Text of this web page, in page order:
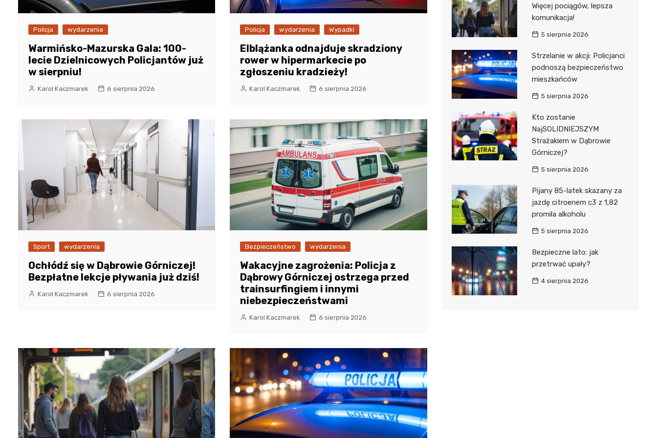
Policja wydarzenia
Warmińsko-Mazurska Gala: 100-
lecie Dzielnicowych Policjantów już
w sierpniu!
Karol Kaczmarek 6 sierpnia 2026
Policja wydarzenia Wypadki
Elblążanka odnajduje skradziony
rower w hipermarkecie po
zgłoszeniu kradzieży!
Karol Kaczmarek 6 sierpnia 2026
Sport wydarzenia
Ochłódź się w Dąbrowie Górniczej!
Bezpłatne lekcje pływania już dziś!
Karol Kaczmarek 6 sierpnia 2026
Bezpieczeństwo wydarzenia
Wakacyjne zagrożenia: Policja z
Dąbrowy Górniczej ostrzega przed
trainsurfingiem i innymi
niebezpieczeństwami
Karol Kaczmarek 6 sierpnia 2026
Więcej pociągów, lepsza
komunikacja!
5 sierpnia 2026
Strzelanie w akcji: Policjanci
podnoszą bezpieczeństwo
mieszkańców
5 sierpnia 2026
Kto zostanie
NajSOLIDNIEJSZYM
Strażakiem w Dąbrowie
Górniczej?
5 sierpnia 2026
Pijany 85-latek skazany za
jazdę citroenem c3 z 1,82
promila alkoholu
5 sierpnia 2026
Bezpieczne lato: jak
przetrwać upały?
4 sierpnia 2026